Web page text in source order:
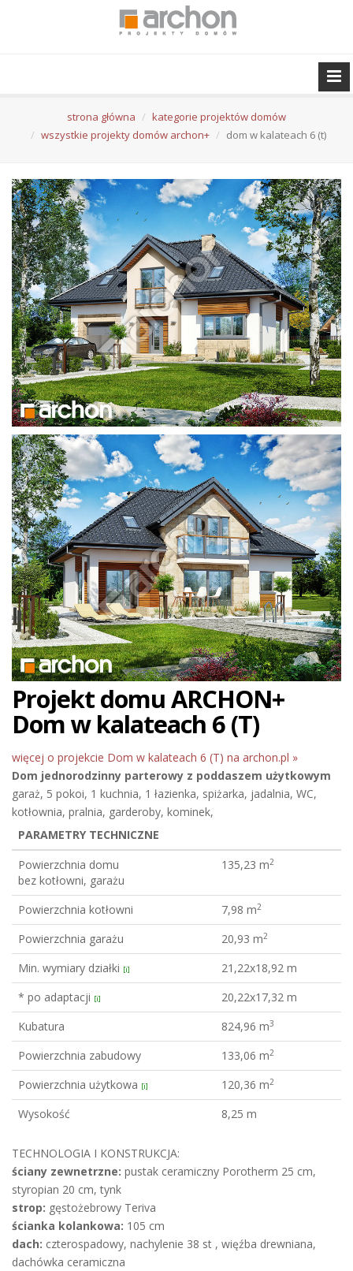
strona główna
kategorie projektów domów
wszystkie projekty domów archon+
dom w kalateach 6 (t)
Projekt domu ARCHON+
Dom w kalateach 6 (T)
więcej o projekcie Dom w kalateach 6 (T) na archon.pl »
Dom jednorodzinny parterowy z poddaszem użytkowym
garaż, 5 pokoi, 1 kuchnia, 1 łazienka, spiżarka, jadalnia, WC,
kotłownia, pralnia, garderoby, kominek,
PARAMETRY TECHNICZNE
Powierzchnia domu
bez kotłowni, garażu
135,23 m2
Powierzchnia kotłowni 7,98 m2
Powierzchnia garażu 20,93 m2
Min. wymiary działki [i]
21,22x18,92 m
* po adaptacji [i]
20,22x17,32 m
Kubatura
824,96 m3
Powierzchnia zabudowy 133,06 m2
Powierzchnia użytkowa [i] 120,36 m2
Wysokość 8,25 m
TECHNOLOGIA I KONSTRUKCJA:
ściany zewnetrzne: pustak ceramiczny Porotherm 25 cm,
styropian 20 cm, tynk
strop: gęstożebrowy Teriva
ścianka kolankowa: 105 cm
dach: czterospadowy, nachylenie 38 st , więźba drewniana,
dachówka ceramiczna